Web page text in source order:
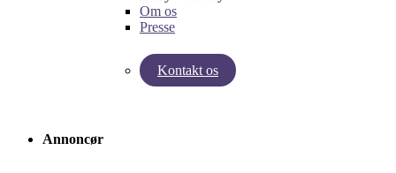
Om os
Presse
Kontakt os
Test vores graviditetsberegner!
Annoncør